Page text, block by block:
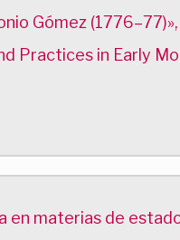
Gómez
Practices in Early
en materias de